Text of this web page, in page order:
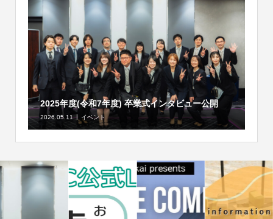
2025年度(令和7年度) 卒業式インタビュー公開
2026.05.11 イベント